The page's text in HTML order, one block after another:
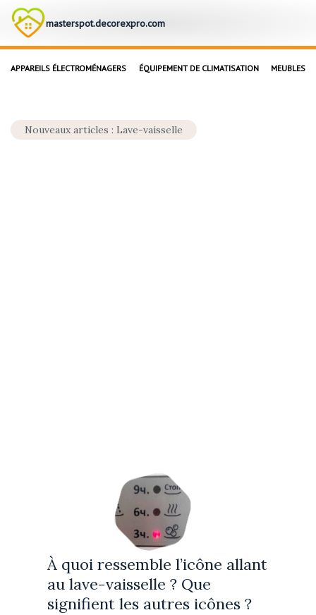
masterspot.decorexpro.com
APPAREILS ÉLECTROMÉNAGERS ÉQUIPEMENT DE CLIMATISATION MEUBLES
Nouveaux articles : Lave-vaisselle
À quoi ressemble l’icône allant
au lave-vaisselle ? Que
signifient les autres icônes ?